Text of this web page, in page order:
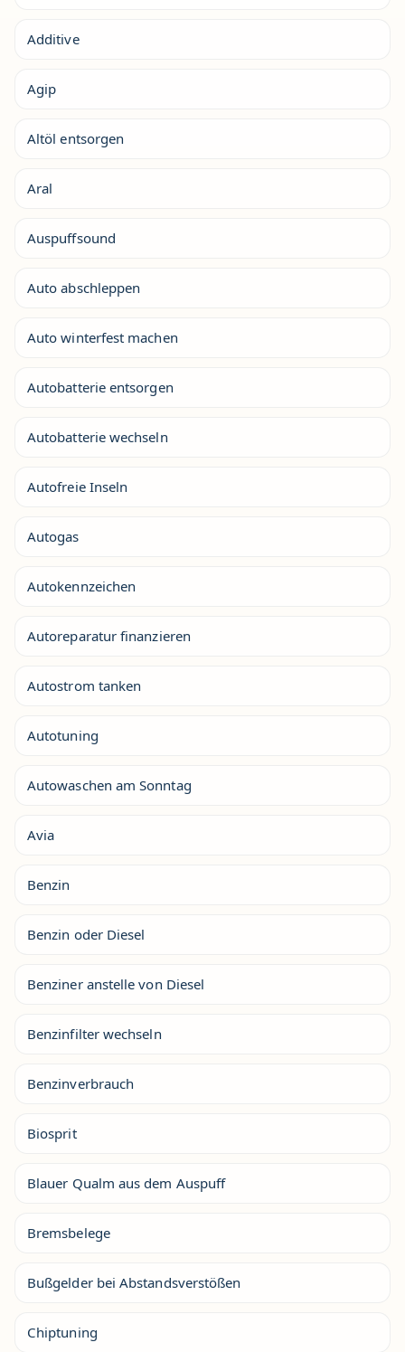
Additive
Agip
Altöl entsorgen
Aral
Auspuffsound
Auto abschleppen
Auto winterfest machen
Autobatterie entsorgen
Autobatterie wechseln
Autofreie Inseln
Autogas
Autokennzeichen
Autoreparatur finanzieren
Autostrom tanken
Autotuning
Autowaschen am Sonntag
Avia
Benzin
Benzin oder Diesel
Benziner anstelle von Diesel
Benzinfilter wechseln
Benzinverbrauch
Biosprit
Blauer Qualm aus dem Auspuff
Bremsbelege
Bußgelder bei Abstandsverstößen
Chiptuning